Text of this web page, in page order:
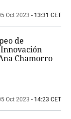
Oct 2023 - 13:31 CET
de
Chamorro
Oct 2023 - 14:23 CET